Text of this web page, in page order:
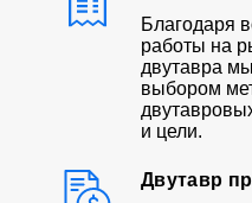
Благодаря
работы на
двутавра
выбором
и цели.
Двутавр